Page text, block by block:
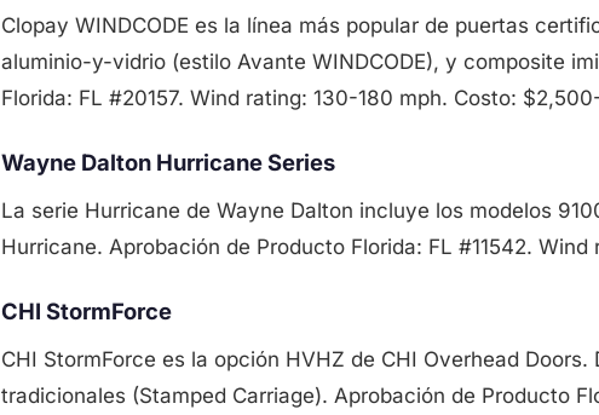
Clopay WINDCODE es la línea más popular de puertas
aluminio-y-vidrio (estilo Avante WINDCODE), y composite
Florida: FL #20157. Wind rating: 130-180 mph. Costo:
Wayne Dalton Hurricane Series
La serie Hurricane de Wayne Dalton incluye los modelos
Hurricane. Aprobación de Producto Florida: FL #11542.
CHI StormForce
CHI StormForce es la opción HVHZ de CHI Overhead
tradicionales (Stamped Carriage). Aprobación de Producto